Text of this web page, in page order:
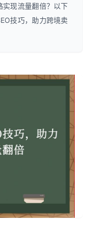
实现流量翻倍？以下
技巧，助力跨境卖